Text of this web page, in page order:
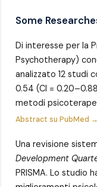
Some
Di interesse per la
Psychotherapy)
analizzato 12 studi
0.54 (CI =
metodi
Abstract su PubMed →
Una revisione
Development
PRISMA. Lo studio